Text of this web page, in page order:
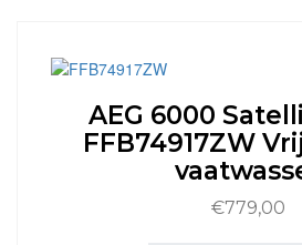
AEG 6000
FFB74917ZW
€779,00